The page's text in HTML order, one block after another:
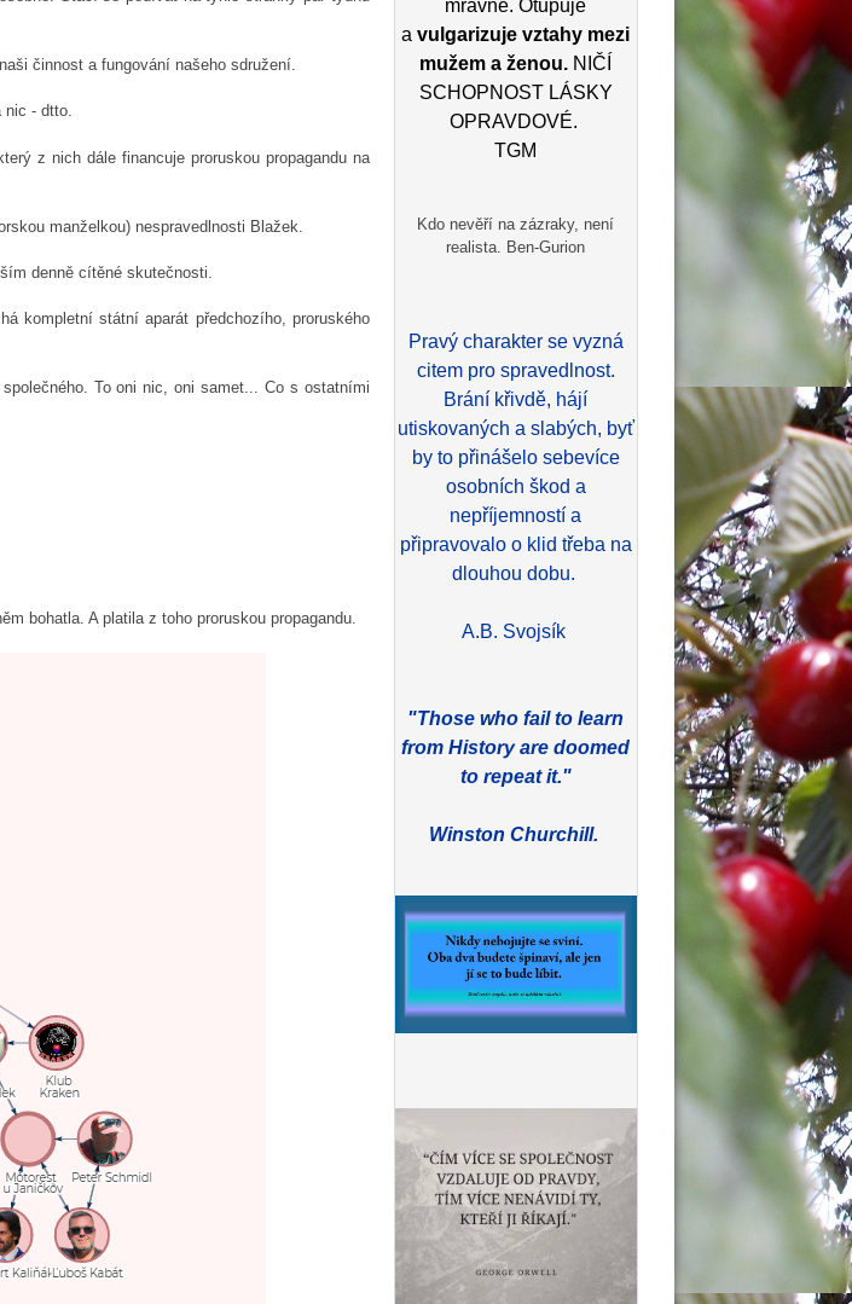
činnost a fungování našeho sdružení.
nic - dtto.
z nich dále financuje proruskou propagandu na
manželkou) nespravedlnosti Blažek.
denně cítěné skutečnosti.
kompletní státní aparát předchozího, proruského
To oni nic, oni samet... Co s ostatními
bohatla. A platila z toho proruskou propagandu.
mravně. Otupuje
avulgarizuje vztahy mezi
mužem a ženou. NIČÍ
SCHOPNOST LÁSKY
OPRAVDOVÉ.
TGM
Kdo nevěří na zázraky, není
realista. Ben-Gurion
Pravý charakter se vyzná
citem pro spravedlnost.
Brání křivdě, hájí
utiskovaných a slabých, byť
by to přinášelo sebevíce
osobních škod a
nepříjemností a
připravovalo o klid třeba na
dlouhou dobu.
A.B. Svojsík
"Those who fail to learn
from History are doomed
to repeat it."
Winston Churchill.